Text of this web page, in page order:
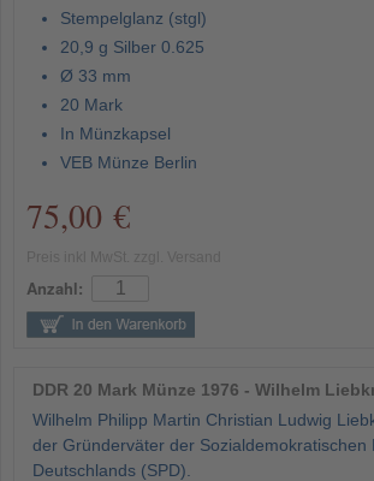
Stempelglanz (stgl)
20,9 g Silber 0.625
Ø 33 mm
20 Mark
In Münzkapsel
VEB Münze Berlin
75,00 €
Anzahl:
DDR 20 Mark Münze 1976 - Wilhelm
Wilhelm Philipp Martin Christian Ludwig
der Gründerväter der Sozialdemokratischen
Deutschlands (SPD).